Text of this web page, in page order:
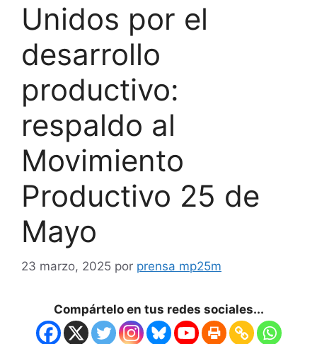
Unidos por el
desarrollo
productivo:
respaldo al
Movimiento
Productivo 25 de
Mayo
23 marzo, 2025 por prensa mp25m
Compártelo en tus redes sociales...